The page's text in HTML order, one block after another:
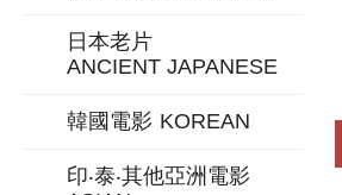
日本老片
ANCIENT JAPANESE
韓國電影 KOREAN
印‧泰‧其他亞洲電影